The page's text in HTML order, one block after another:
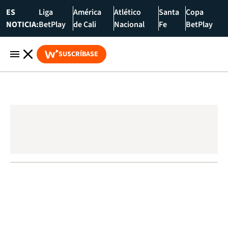
ES
NOTICIA:
Liga
BetPlay
América
de Cali
Atlético
Nacional
Santa
Fe
Copa
BetPlay
SUSCRÍBASE